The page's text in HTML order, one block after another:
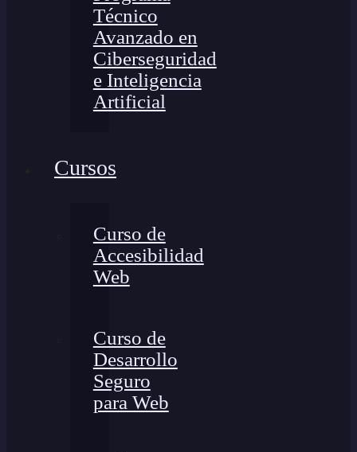
Técnico
Avanzado en
Ciberseguridad
e Inteligencia
Artificial
Cursos
Curso de
Accesibilidad
Web
Curso de
Desarrollo
Seguro
para Web